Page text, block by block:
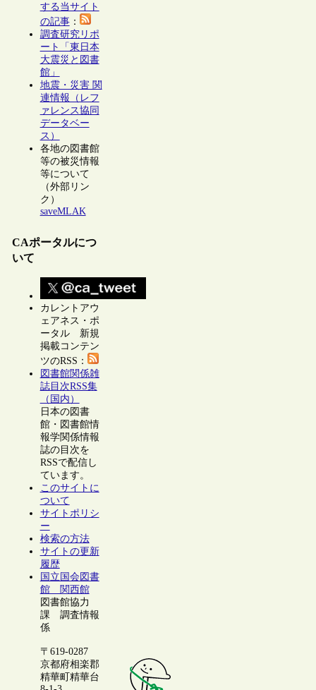
する当サイト
の記事：
調査研究リポ
ート「東日本
大震災と図書
館」
地震・災害 関
連情報（レフ
ァレンス協同
データベー
ス）
各地の図書館
等の被災情報
等について
（外部リン
ク）
saveMLAK
CAポータルにつ
いて
カレントアウ
ェアネス・ポ
ータル 新規
掲載コンテン
ツのRSS：
図書館関係雑
誌目次RSS集
（国内）
日本の図書
館・図書館情
報学関係情報
誌の目次を
RSSで配信し
ています。
このサイトに
ついて
サイトポリシ
ー
検索の方法
サイトの更新
履歴
国立国会図書
館 関西館
図書館協力
課 調査情報
係
〒619-0287
京都府相楽郡
精華町精華台